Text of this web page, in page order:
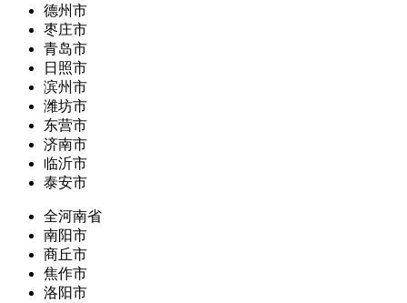
德州市
枣庄市
青岛市
日照市
滨州市
潍坊市
东营市
济南市
临沂市
泰安市
全河南省
南阳市
商丘市
焦作市
洛阳市